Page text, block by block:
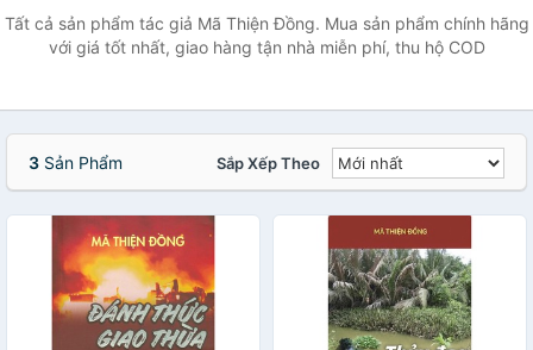
Tất cả sản phẩm tác giả Mã Thiện Đồng. Mua sản phẩm chính hãng
với giá tốt nhất, giao hàng tận nhà miễn phí, thu hộ COD
3 Sản Phẩm Sắp Xếp Theo